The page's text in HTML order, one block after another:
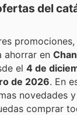
del
para ahorrar en
el 4 de
de 2026 . En
novedades
comprar